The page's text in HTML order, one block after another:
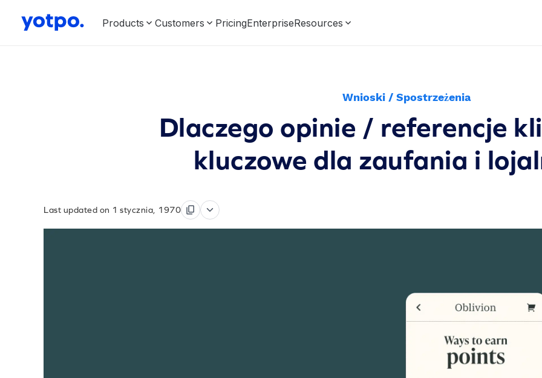
Products Customers PricingEnterpriseResources
Wnioski / Spostrzeżenia
Dlaczego opinie / referencje
kluczowe dla zaufania i
Last updated on 1 stycznia, 1970